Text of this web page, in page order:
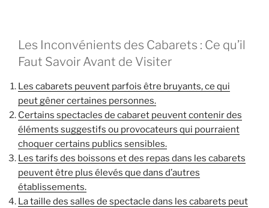
Les Inconvénients des Cabarets : Ce qu’il
Faut Savoir Avant de Visiter
Les cabarets peuvent parfois être bruyants, ce qui
peut gêner certaines personnes.
Certains spectacles de cabaret peuvent contenir des
éléments suggestifs ou provocateurs qui pourraient
choquer certains publics sensibles.
Les tarifs des boissons et des repas dans les cabarets
peuvent être plus élevés que dans d’autres
établissements.
La taille des salles de spectacle dans les cabarets peut